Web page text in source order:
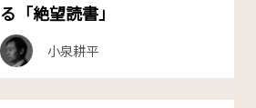
る「絶望読書」
小泉耕平